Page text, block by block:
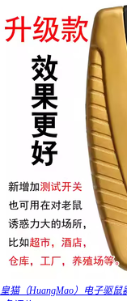
皇猫（HuangMao）电子驱